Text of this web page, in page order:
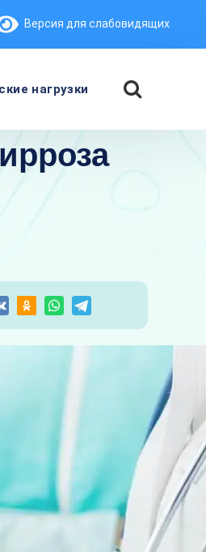
Версия для слабовидящих
нагрузки